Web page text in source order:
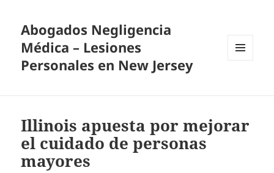
Abogados Negligencia
Médica – Lesiones
Personales en New Jersey
Illinois apuesta por mejorar
el cuidado de personas
mayores